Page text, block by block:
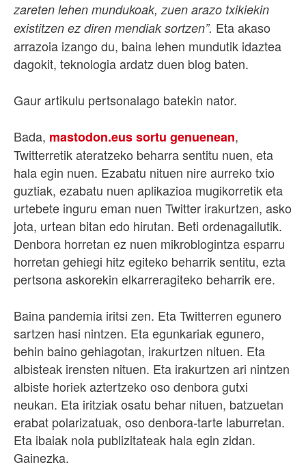
zareten lehen mundukoak, zuen arazo txikiekin
existitzen ez diren mendiak sortzen”. Eta akaso
arrazoia izango du, baina lehen mundutik idaztea
dagokit, teknologia ardatz duen blog baten.
Gaur artikulu pertsonalago batekin nator.
Bada, mastodon.eus sortu genuenean,
Twitterretik ateratzeko beharra sentitu nuen, eta
hala egin nuen. Ezabatu nituen nire aurreko txio
guztiak, ezabatu nuen aplikazioa mugikorretik eta
urtebete inguru eman nuen Twitter irakurtzen, asko
jota, urtean bitan edo hirutan. Beti ordenagailutik.
Denbora horretan ez nuen mikroblogintza esparru
horretan gehiegi hitz egiteko beharrik sentitu, ezta
pertsona askorekin elkarreragiteko beharrik ere.
Baina pandemia iritsi zen. Eta Twitterren egunero
sartzen hasi nintzen. Eta egunkariak egunero,
behin baino gehiagotan, irakurtzen nituen. Eta
albisteak irensten nituen. Eta irakurtzen ari nintzen
albiste horiek aztertzeko oso denbora gutxi
neukan. Eta iritziak osatu behar nituen, batzuetan
erabat polarizatuak, oso denbora-tarte laburretan.
Eta ibaiak nola publizitateak hala egin zidan.
Gainezka.